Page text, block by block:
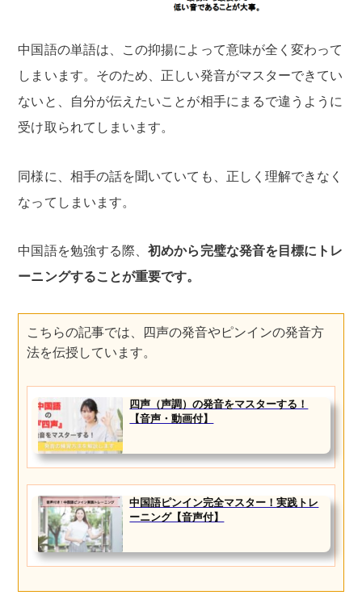
中国語の単語は、この抑揚によって意味が全く変わって
しまいます。そのため、正しい発音がマスターできてい
ないと、自分が伝えたいことが相手にまるで違うように
受け取られてしまいます。
同様に、相手の話を聞いていても、正しく理解できなく
なってしまいます。
中国語を勉強する際、初めから完璧な発音を目標にトレ
ーニングすることが重要です。
こちらの記事では、四声の発音やピンインの発音方
法を伝授しています。
四声（声調）の発音をマスターする！
【音声・動画付】
中国語ピンイン完全マスター！実践トレ
ーニング【音声付】